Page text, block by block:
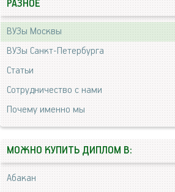
РАЗНОЕ
ВУЗы Москвы
ВУЗы Санкт-Петербурга
Статьи
Сотрудничество с нами
Почему именно мы
МОЖНО КУПИТЬ ДИПЛОМ В:
Абакан